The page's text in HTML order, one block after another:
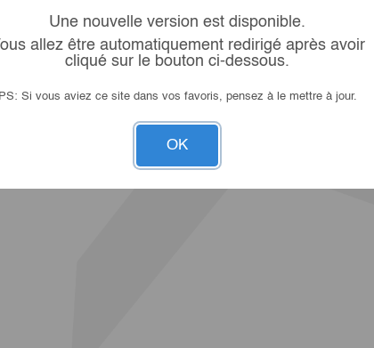
Une nouvelle version est disponible.
allez être automatiquement redirigé après avoir
cliqué sur le bouton ci-dessous.
PS: Si vous aviez ce site dans vos favoris, pensez à le mettre à jour.
OK